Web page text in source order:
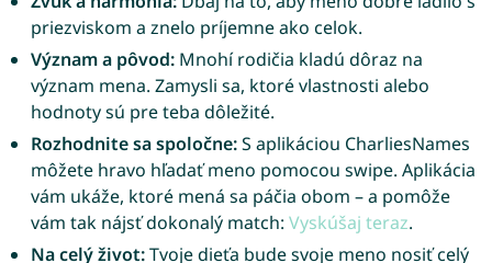
priezviskom a znelo príjemne ako celok.
Význam a pôvod:Mnohí rodičia kladú dôraz na
význam mena. Zamysli sa, ktoré vlastnosti alebo
hodnoty sú pre teba dôležité.
Rozhodnite sa spoločne:S aplikáciou CharliesNames
môžete hravo hľadať meno pomocou swipe. Aplikácia
vám ukáže, ktoré mená sa páčia obom – a pomôže
vám tak nájsť dokonalý match: Vyskúšaj teraz.
Na celý život:Tvoje dieťa bude svoje meno nosiť celý